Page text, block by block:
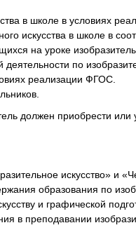
в школе в условиях
искусства в школе в
на уроке
по
реализации ФГОС.
должен приобрести
искусство» и
образования по
и графической
в преподавании